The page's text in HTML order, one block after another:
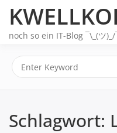
content
noch so ein IT-Blog ¯\_(ツ)_/
Schlagwort: